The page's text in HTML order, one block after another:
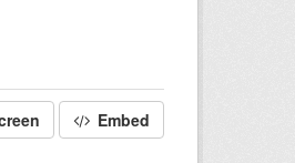
Embed